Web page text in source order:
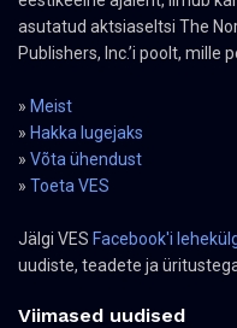
asutatud aktsiaseltsi The
Publishers, Inc.’i poolt, mille
» Meist
» Hakka lugejaks
» Võta ühendust
» Toeta VES
Jälgi VES Facebook'i
uudiste, teadete ja
Viimased uudised